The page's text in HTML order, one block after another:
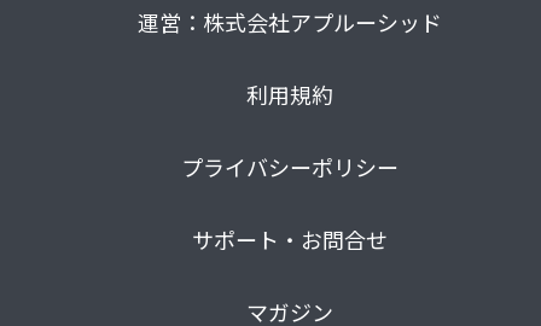
運営：株式会社アプルーシッド
利用規約
プライバシーポリシー
サポート・お問合せ
マガジン